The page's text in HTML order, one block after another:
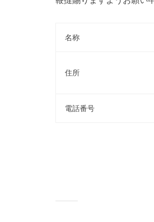
名称
住所
電話番号